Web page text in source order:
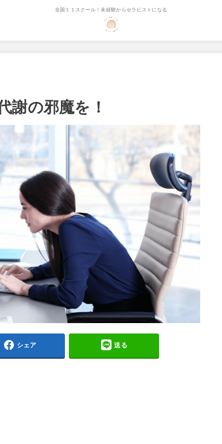
全国１１スクール！未経験からセラピストになる
謝の邪魔を！
シェア 送る